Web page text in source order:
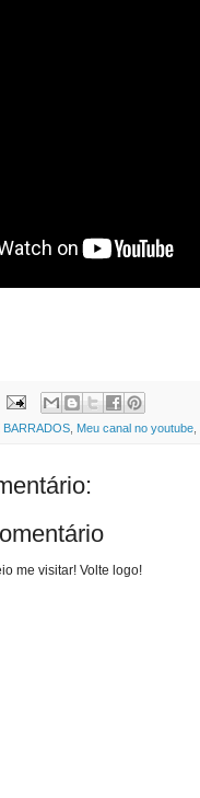
BARRADOS Meu canal no youtube
me visitar! Volte logo!